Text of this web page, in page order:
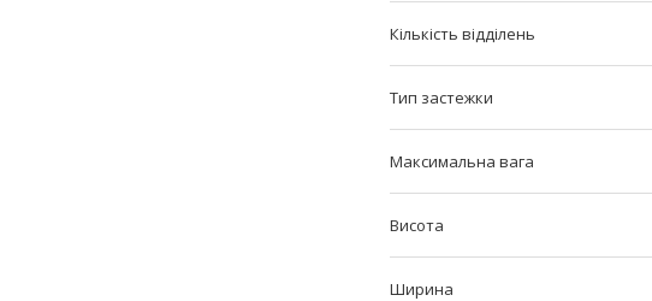
Кількість відділень
Тип застежки
Максимальна вага
Висота
Ширина